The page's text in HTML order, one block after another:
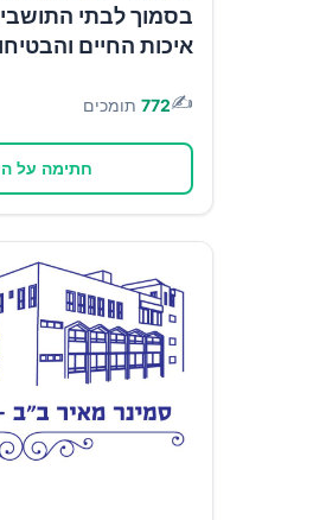
בסמוך לבתי
איכות החיים
✍️
772 תומכים
חתימה על